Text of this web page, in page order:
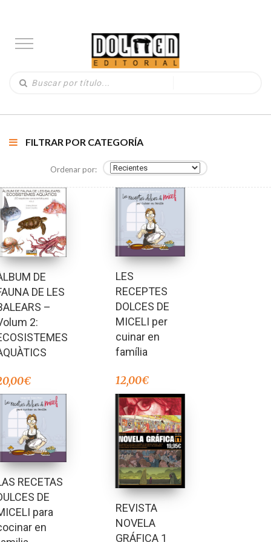
FILTRAR POR CATEGORÍA
Ordenar por:
DE
DE LES
–
2:
€
LES
RECEPTES
DOLCES DE
MICELI per
cuinar en
família
12,00€
RECETAS
DE
para
en
REVISTA
NOVELA
GRÁFICA 1